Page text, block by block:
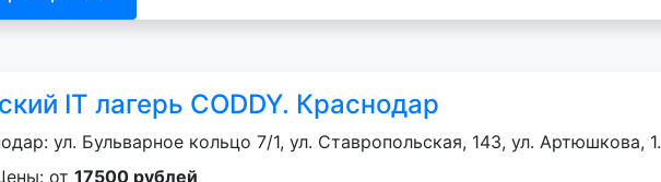
IT лагерь CODDY. Краснодар
ул. Бульварное кольцо 7/1, ул. Ставропольская, 143, ул. Артюшкова, 1.
от 17500 рублей